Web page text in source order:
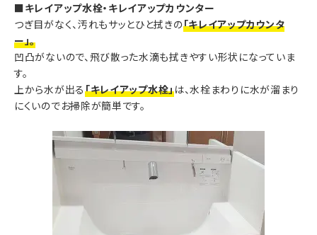
■キレイアップ水栓・キレイアップカウンター
つぎ目がなく、汚れもサッとひと拭きの「キレイアップカウンタ
ー」。
凹凸がないので、飛び散った水滴も拭きやすい形状になっていま
す。
上から水が出る「キレイアップ水栓」は、水栓まわりに水が溜まり
にくいのでお掃除が簡単です。